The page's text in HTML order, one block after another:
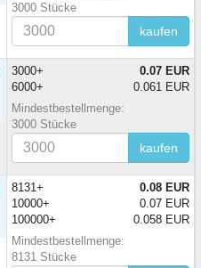
3000 Stücke
kaufen
3000+
0.07 EUR
6000+
0.061 EUR
Mindestbestellmenge:
3000 Stücke
kaufen
8131+
0.08 EUR
10000+
0.07 EUR
100000+
0.058 EUR
Mindestbestellmenge:
8131 Stücke